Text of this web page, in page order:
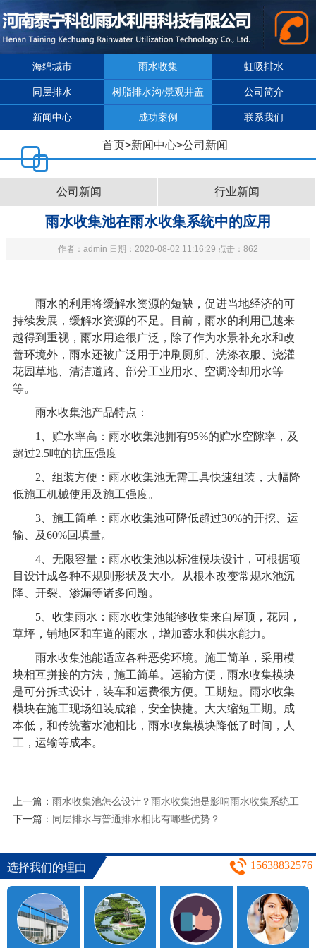
海绵城市 雨水收集 虹吸排水
同层排水 树脂排水沟/景观井盖 公司简介
新闻中心 成功案例 联系我们
首页>新闻中心>公司新闻
公司新闻 行业新闻
雨水收集池在雨水收集系统中的应用
作者：admin 日期：2020-08-02 11:16:29 点击：862
雨水的利用将缓解水资源的短缺，促进当地经济的可
持续发展，缓解水资源的不足。目前，雨水的利用已越来
越得到重视，雨水用途很广泛，除了作为水景补充水和改
善环境外，雨水还被广泛用于冲刷厕所、洗涤衣服、浇灌
花园草地、清洁道路、部分工业用水、空调冷却用水等
等。
雨水收集池产品特点：
1
、贮水率高：雨水收集池拥有95%的贮水空隙率，及
超过2.5吨的抗压强度
2 、组装方便：雨水收集池无需工具快速组装，大幅降
低施工机械使用及施工强度。
3、施工简单：雨水收集池可降低超过30%的开挖、运
输、及60%回填量。
4、无限容量：雨水收集池以标准模块设计，可根据项
目设计成各种不规则形状及大小。从根本改变常规水池沉
降、开裂、渗漏等诸多问题。
5、收集雨水：雨水收集池能够收集来自屋顶，花园，
草坪，铺地区和车道的雨水，增加蓄水和供水能力。
雨水收集池能适应各种恶劣环境。施工简单，采用模
块相互拼接的方法，施工简单。运输方便，雨水收集模块
是可分拆式设计，装车和运费很方便。工期短。雨水收集
模块在施工现场组装成箱，安全快捷。大大缩短工期。成
本低，和传统蓄水池相比，雨水收集模块降低了时间，人
工，运输等成本。
上一篇： 雨水收集池怎么设计？雨水收集池是影响雨水收集系统工
作的重要因素（2）
下一篇： 同层排水与普通排水相比有哪些优势？
选择我们的理由 15638832576